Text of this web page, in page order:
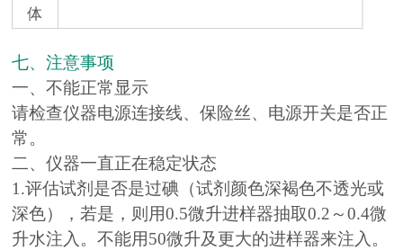
体
七、注意事项
一、不能正常显示
请检查仪器电源连接线、保险丝、电源开关是否正
常。
二、仪器一直正在稳定状态
1.评估试剂是否是过碘（试剂颜色深褐色不透光或
深色），若是，则用0.5微升进样器抽取0.2～0.4微
升水注入。不能用50微升及更大的进样器来注入。